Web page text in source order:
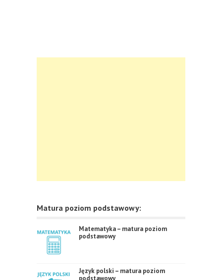
Matura poziom podstawowy:
Matematyka – matura poziom
podstawowy
Język polski – matura poziom
podstawowy